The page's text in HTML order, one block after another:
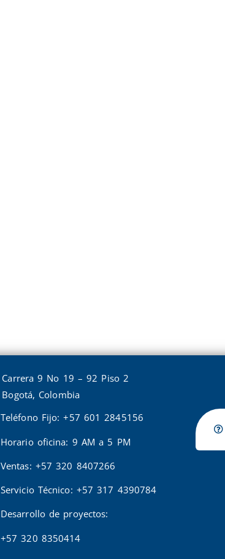
Carrera 9 No 19 – 92 Piso 2
Bogotá, Colombia
Teléfono Fijo: +57 601 2845156
Horario oficina: 9 AM a 5 PM
Ventas: +57 320 8407266
Servicio Técnico: +57 317 4390784
Desarrollo de proyectos:
+57 320 8350414